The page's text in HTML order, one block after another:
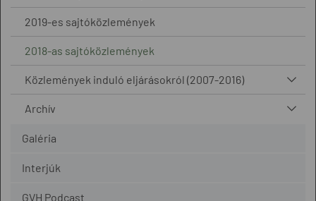
2019-es sajtóközlemények
2018-as sajtóközlemények
Közlemények induló eljárásokról (2007-2016)
Archív
Galéria
Interjúk
GVH Podcast